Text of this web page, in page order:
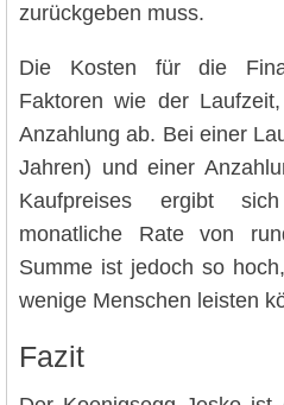
zurückgeben muss.
Die Kosten für die
Faktoren wie der
Anzahlung ab. Bei einer
Jahren) und einer
Kaufpreises ergibt
monatliche Rate von
Summe ist jedoch so
wenige Menschen leisten
Fazit